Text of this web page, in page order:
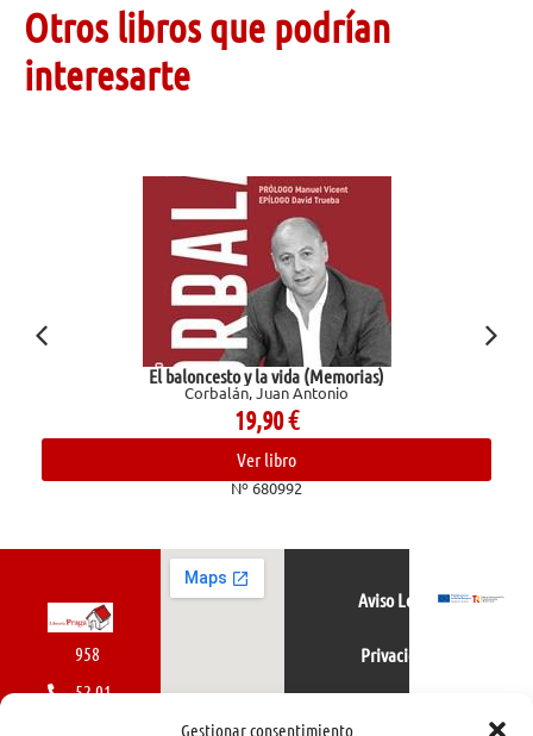
Gestionar consentimiento
Otros libros que podrían
interesarte
El baloncesto y la vida (Memorias)
Corbalán, Juan Antonio
19,90€
Ver libro
Nº 680992
958
52 01
Aviso Legal
Privacidad